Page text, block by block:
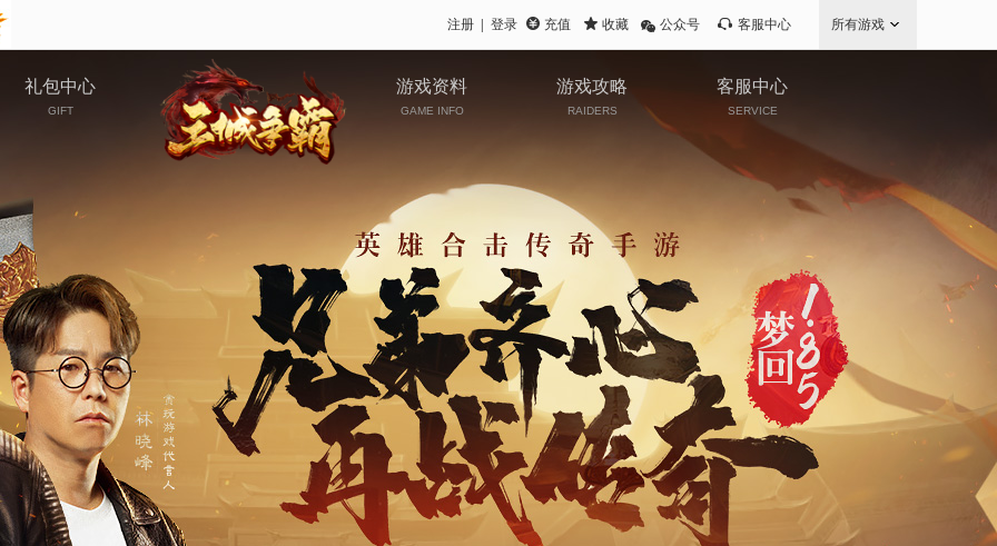
所有游戏
充值 收藏 公众号 客服中心
登录
注册
礼包中心
GIFT
游戏资料
GAME INFO
游戏攻略
RAIDERS
客服中心
SERVICE